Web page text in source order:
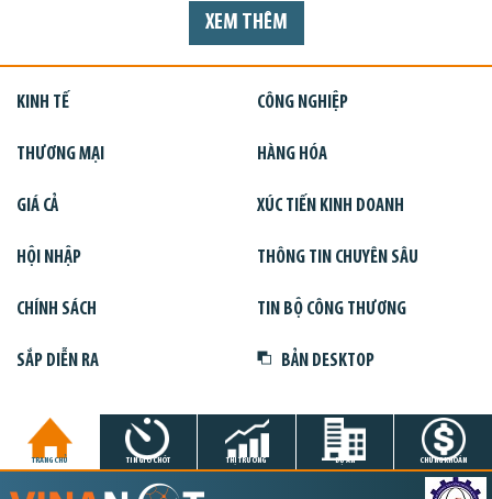
XEM THÊM
KINH TẾ CÔNG NGHIỆP
THƯƠNG MẠI HÀNG HÓA
GIÁ CẢ XÚC TIẾN KINH DOANH
HỘI NHẬP THÔNG TIN CHUYÊN SÂU
CHÍNH SÁCH TIN BỘ CÔNG THƯƠNG
SẮP DIỄN RA BẢN DESKTOP
TRANG CHỦ TIN GIỜ CHÓT THỊ TRƯỜNG DỰ ÁN CHỨNG KHOÁN